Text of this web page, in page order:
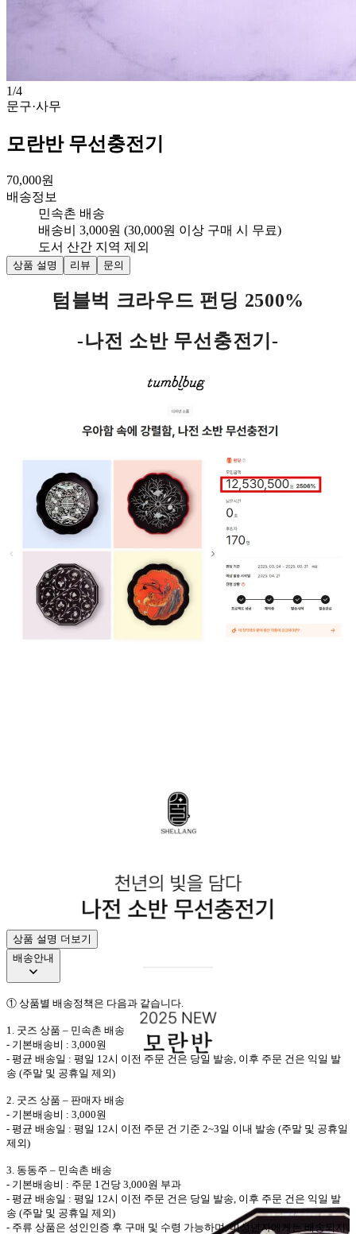
1/4
문구·사무
모란반 무선충전기
70,000원
배송정보
민속촌 배송
배송비 3,000원 (30,000원 이상 구매 시 무료)
도서 산간 지역 제외
상품 설명 리뷰 문의
텀블벅 크라우드 펀딩 2500%
-나전 소반 무선충전기-
상품 설명 더보기
배송안내
① 상품별 배송정책은 다음과 같습니다
1. 굿즈 상품 – 민속촌 배송
- 기본배송비 : 3,000원
- 평균 배송일 : 평일 12시 이전 주문 건은 당일 발송 이후 주문 건은 익일 발
송 (주말 및 공휴일 제외)
2. 굿즈 상품 – 판매자 배송
- 기본배송비 : 3,000원
- 평균 배송일 : 평일 12시 이전 주문 건 기준 2~3일 이내 발송 (주말 및 공휴일
제외)
3. 동동주 – 민속촌 배송
- 기본배송비 : 주문 1 건당 3,000원 부과
- 평균 배송일 : 평일 12시 이전 주문 건은 당일 발송 이후 주문 건은 익일 발
송 (주말 및 공휴일 제외)
- 주류 상품은 성인인증 후 구매 및 수령 가능하며,미성년자에게는 배송되지